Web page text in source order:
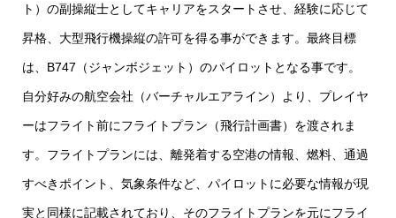
ト）の副操縦士としてキャリアをスタートさせ、経験に応じて
昇格、大型飛行機操縦の許可を得る事ができます。最終目標
は、B747（ジャンボジェット）のパイロットとなる事です。
自分好みの航空会社（バーチャルエアライン）より、プレイヤ
ーはフライト前にフライトプラン（飛行計画書）を渡されま
す。フライトプランには、離発着する空港の情報、燃料、通過
すべきポイント、気象条件など、パイロットに必要な情報が現
実と同様に記載されており、そのフライトプランを元にフライ